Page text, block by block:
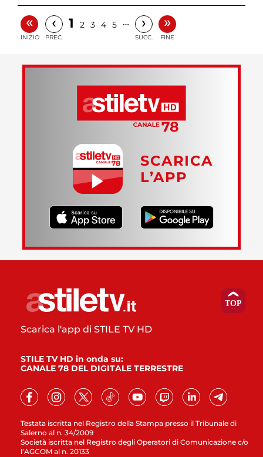
«
INIZIO
‹
PREC.
1 2 3 4 5 … ›
SUCC.
»
FINE
SCARICA
L’APP
Testata iscritta nel Registro della Stampa presso il Tribunale di
Salerno al n. 34/2009
Società iscritta nel Registro degli Operatori di Comunicazione c/o
l’AGCOM al n. 20133
Scarica l'app di STILE TV HD
STILE TV HD in onda su:
CANALE 78 DEL DIGITALE TERRESTRE